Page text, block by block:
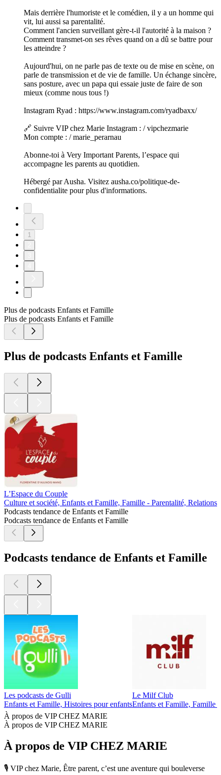
Mais derrière l'humoriste et le comédien, il y a un homme qui
vit, lui aussi sa parentalité.
Comment l'ancien surveillant gère-t-il l'autorité à la maison ?
Comment transmet-on ses rêves quand on a dû se battre pour
les atteindre ?
Aujourd'hui, on ne parle pas de texte ou de mise en scène, on
parle de transmission et de vie de famille. Un échange sincère,
sans posture, avec un papa qui essaie juste de faire de son
mieux (comme nous tous !)
Instagram Ryad : https://www.instagram.com/ryadbaxx/
🔗 Suivre VIP chez Marie Instagram : / vipchezmarie
Mon compte : / marie_perarnau
Abonne-toi à Very Important Parents, l’espace qui
accompagne les parents au quotidien.
Hébergé par Ausha. Visitez ausha.co/politique-de-
confidentialite pour plus d'informations.
1
Plus de podcasts Enfants et Famille
Plus de podcasts Enfants et Famille
Plus de podcasts Enfants et Famille
L’Espace du Couple
Culture et société, Enfants et Famille, Famille - Parentalité, Relations
Podcasts tendance de Enfants et Famille
Podcasts tendance de Enfants et Famille
Podcasts tendance de Enfants et Famille
Les podcasts de Gulli
Enfants et Famille, Histoires pour enfants
Le Milf Club
Enfants et Famille, Famille
À propos de VIP CHEZ MARIE
À propos de VIP CHEZ MARIE
À propos de VIP CHEZ MARIE
🎙️ VIP chez Marie, Être parent, c’est une aventure qui bouleverse